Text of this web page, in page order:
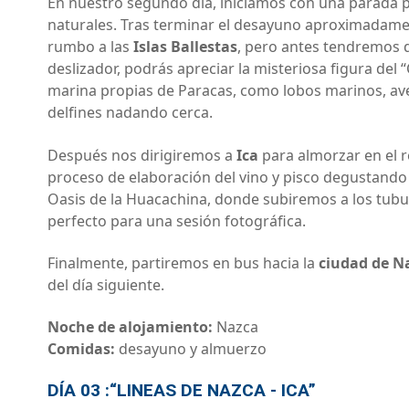
naturales. Tras terminar el desayuno
rumbo a las Islas Ballestas, pero antes tendremos
deslizador, podrás apreciar la misteriosa figura del
marina propias de Paracas, como lobos marinos,
delfines nadando cerca.
Después nos dirigiremos a Ica para almorzar en el
proceso de elaboración del vino y pisco
Oasis de la Huacachina, donde subiremos a los
perfecto para una sesión fotográfica.
Finalmente, partiremos en bus hacia la ciudad de
del día siguiente.
Noche de alojamiento: Nazca
Comidas: desayuno y almuerzo
DÍA 03 :“LINEAS DE NAZCA - ICA”